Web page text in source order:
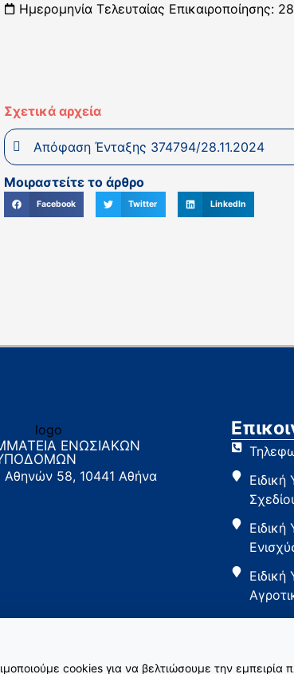
Ημερομηνία Τελευταίας Επικαιροποίησης:
Σχετικά αρχεία
Απόφαση Ένταξης 374794/28.11.2024
Μοιραστείτε το άρθρο
Facebook Twitter LinkedIn
ΕΝΩΣΙΑΚΩΝ
58, 10441 Αθήνα
Ειδική
cookies για να βελτιώσουμε την